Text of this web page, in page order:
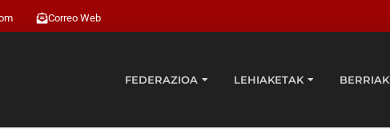
Correo Web
FEDERAZIOA LEHIAKETAK BERRIAK